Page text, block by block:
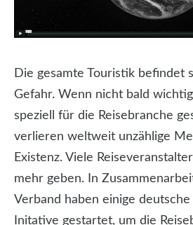
Die gesamte Touristik befindet
Gefahr. Wenn nicht bald
speziell für die Reisebranche
verlieren weltweit unzählige
Existenz. Viele
mehr geben. In
Verband haben einige
Initative gestartet, um die